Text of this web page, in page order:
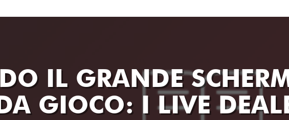
IL GRANDE
GIOCO: I LIVE